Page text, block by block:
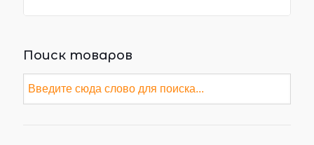
Поиск товаров